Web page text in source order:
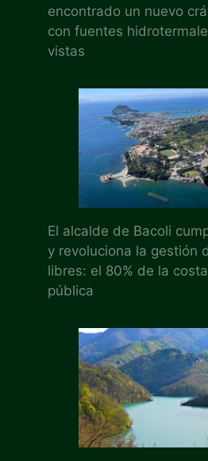
encontrado un nuevo
con fuentes
vistas
El alcalde de Bacoli
y revoluciona la gestión
libres: el 80% de la
pública